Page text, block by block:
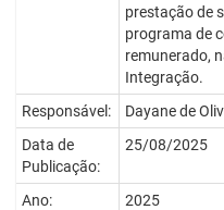
prestação de
programa de
remunerado,
Integração.
Responsável:
Dayane de
Data de
Publicação:
25/08/2025
Ano: 2025